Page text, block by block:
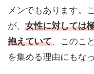
メンでもあります。
が、 女性に対しては
抱えていて、このこ
を集める理由にもな